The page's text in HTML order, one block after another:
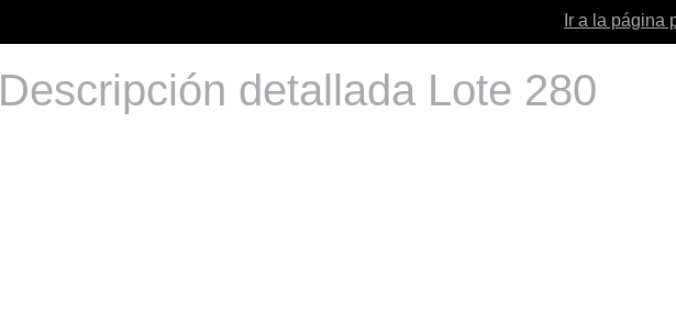
Ir a la página
Descripción detallada Lote 280